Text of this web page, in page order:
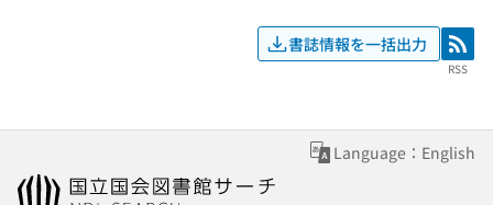
書誌情報を一括出力 RSS
RSS
Language：English